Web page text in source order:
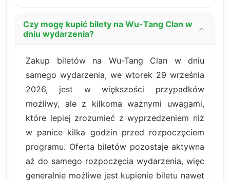
Czy mogę kupić bilety na Wu-Tang Clan w
dniu wydarzenia?
Zakup biletów na Wu-Tang Clan w dniu
samego wydarzenia, we wtorek 29 września
2026, jest w większości przypadków
możliwy, ale z kilkoma ważnymi uwagami,
które lepiej zrozumieć z wyprzedzeniem niż
w panice kilka godzin przed rozpoczęciem
programu. Oferta biletów pozostaje aktywna
aż do samego rozpoczęcia wydarzenia, więc
generalnie możliwe jest kupienie biletu nawet